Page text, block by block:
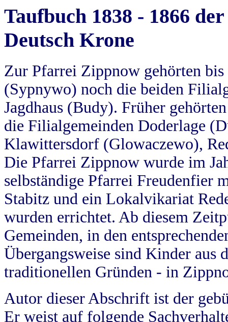
Taufbuch 1838 - 1866
Deutsch Krone
Zur Pfarrei Zippnow gehörten
(Sypnywo) noch die beiden
Jagdhaus (Budy). Früher
die Filialgemeinden Doderlage
Klawittersdorf (Glowaczewo),
Die Pfarrei Zippnow wurde im
selbständige Pfarrei Freudenfier
Stabitz und ein Lokalvikariat
wurden errichtet. Ab diesem
Gemeinden, in den
Übergangsweise sind Kinder aus
traditionellen Gründen - in
Autor dieser Abschrift ist der
Er weist auf folgende